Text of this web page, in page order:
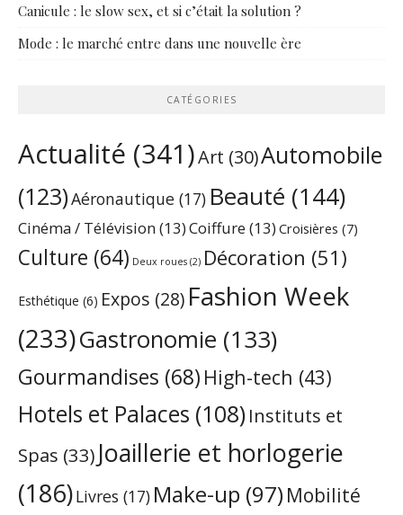
Canicule : le slow sex, et si c’était la solution ?
Mode : le marché entre dans une nouvelle ère
CATÉGORIES
Actualité (341)Art (30)Automobile
(123)Aéronautique (17) Beauté (144)
Cinéma / Télévision(13)Coiffure(13) Croisières (7)
Culture (64) Deux roues (2) Décoration (51)
Esthétique (6) Expos (28) Fashion Week
(233)Gastronomie (133)
Gourmandises (68) High-tech (43)
Hotels et Palaces (108) Instituts et
Spas (33) Joaillerie et horlogerie
(186)Livres (17) Make-up (97) Mobilité